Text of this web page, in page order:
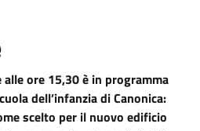
ore 15,30 è in programma
dell’infanzia di Canonica:
scelto per il nuovo edificio